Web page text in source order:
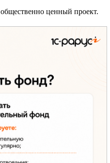
ценный проект.